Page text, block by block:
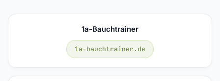
1a-Bauchtrainer
1a-bauchtrainer.de